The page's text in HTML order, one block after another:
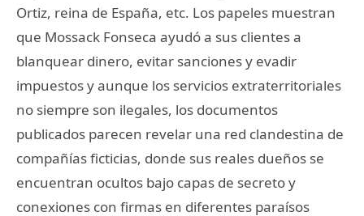
Ortiz, reina de España, etc. Los papeles muestran
que Mossack Fonseca ayudó a sus clientes a
blanquear dinero, evitar sanciones y evadir
impuestos y aunque los servicios extraterritoriales
no siempre son ilegales, los documentos
publicados parecen revelar una red clandestina de
compañías ficticias, donde sus reales dueños se
encuentran ocultos bajo capas de secreto y
conexiones con firmas en diferentes paraísos